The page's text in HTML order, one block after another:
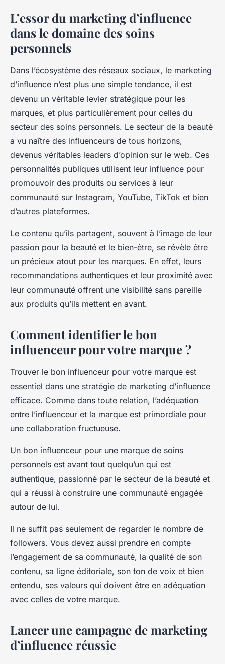
L’essor du marketing d’influence
dans le domaine des soins
personnels
Dans l’écosystème des réseaux sociaux, le marketing
d’influence n’est plus une simple tendance, il est
devenu un véritable levier stratégique pour les
marques, et plus particulièrement pour celles du
secteur des soins personnels. Le secteur de la beauté
a vu naître des influenceurs de tous horizons,
devenus véritables leaders d’opinion sur le web. Ces
personnalités publiques utilisent leur influence pour
promouvoir des produits ou services à leur
communauté sur Instagram, YouTube, TikTok et bien
d’autres plateformes.
Le contenu qu’ils partagent, souvent à l’image de leur
passion pour la beauté et le bien-être, se révèle être
un précieux atout pour les marques. En effet, leurs
recommandations authentiques et leur proximité avec
leur communauté offrent une visibilité sans pareille
aux produits qu’ils mettent en avant.
Comment identifier le bon
influenceur pour votre marque ?
Trouver le bon influenceur pour votre marque est
essentiel dans une stratégie de marketing d’influence
efficace. Comme dans toute relation, l’adéquation
entre l’influenceur et la marque est primordiale pour
une collaboration fructueuse.
Un bon influenceur pour une marque de soins
personnels est avant tout quelqu’un qui est
authentique, passionné par le secteur de la beauté et
qui a réussi à construire une communauté engagée
autour de lui.
Il ne suffit pas seulement de regarder le nombre de
followers. Vous devez aussi prendre en compte
l’engagement de sa communauté, la qualité de son
contenu, sa ligne éditoriale, son ton de voix et bien
entendu, ses valeurs qui doivent être en adéquation
avec celles de votre marque.
Lancer une campagne de marketing
d’influence réussie